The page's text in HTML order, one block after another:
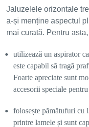
Jaluzelele orizontale
a-și menține aspectul
mai curată. Pentru
utilizează un aspirator
este capabil să tragă
Foarte apreciate sunt
accesorii speciale
folosește pămătufuri cu
printre lamele și sunt